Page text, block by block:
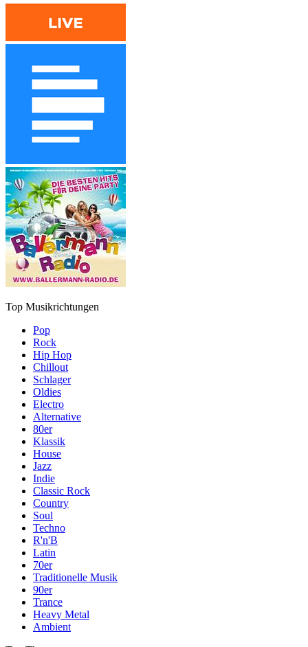
Top Musikrichtungen
Pop
Rock
Hip Hop
Chillout
Schlager
Oldies
Electro
Alternative
80er
Klassik
House
Jazz
Indie
Classic Rock
Country
Soul
Techno
R'n'B
Latin
70er
Traditionelle Musik
90er
Trance
Heavy Metal
Ambient